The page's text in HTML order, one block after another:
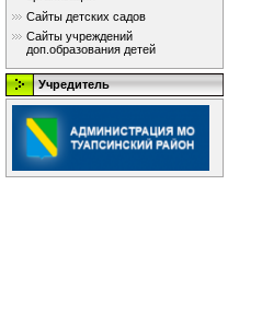
Сайты детских садов
Сайты учреждений
доп.образования детей
Учредитель